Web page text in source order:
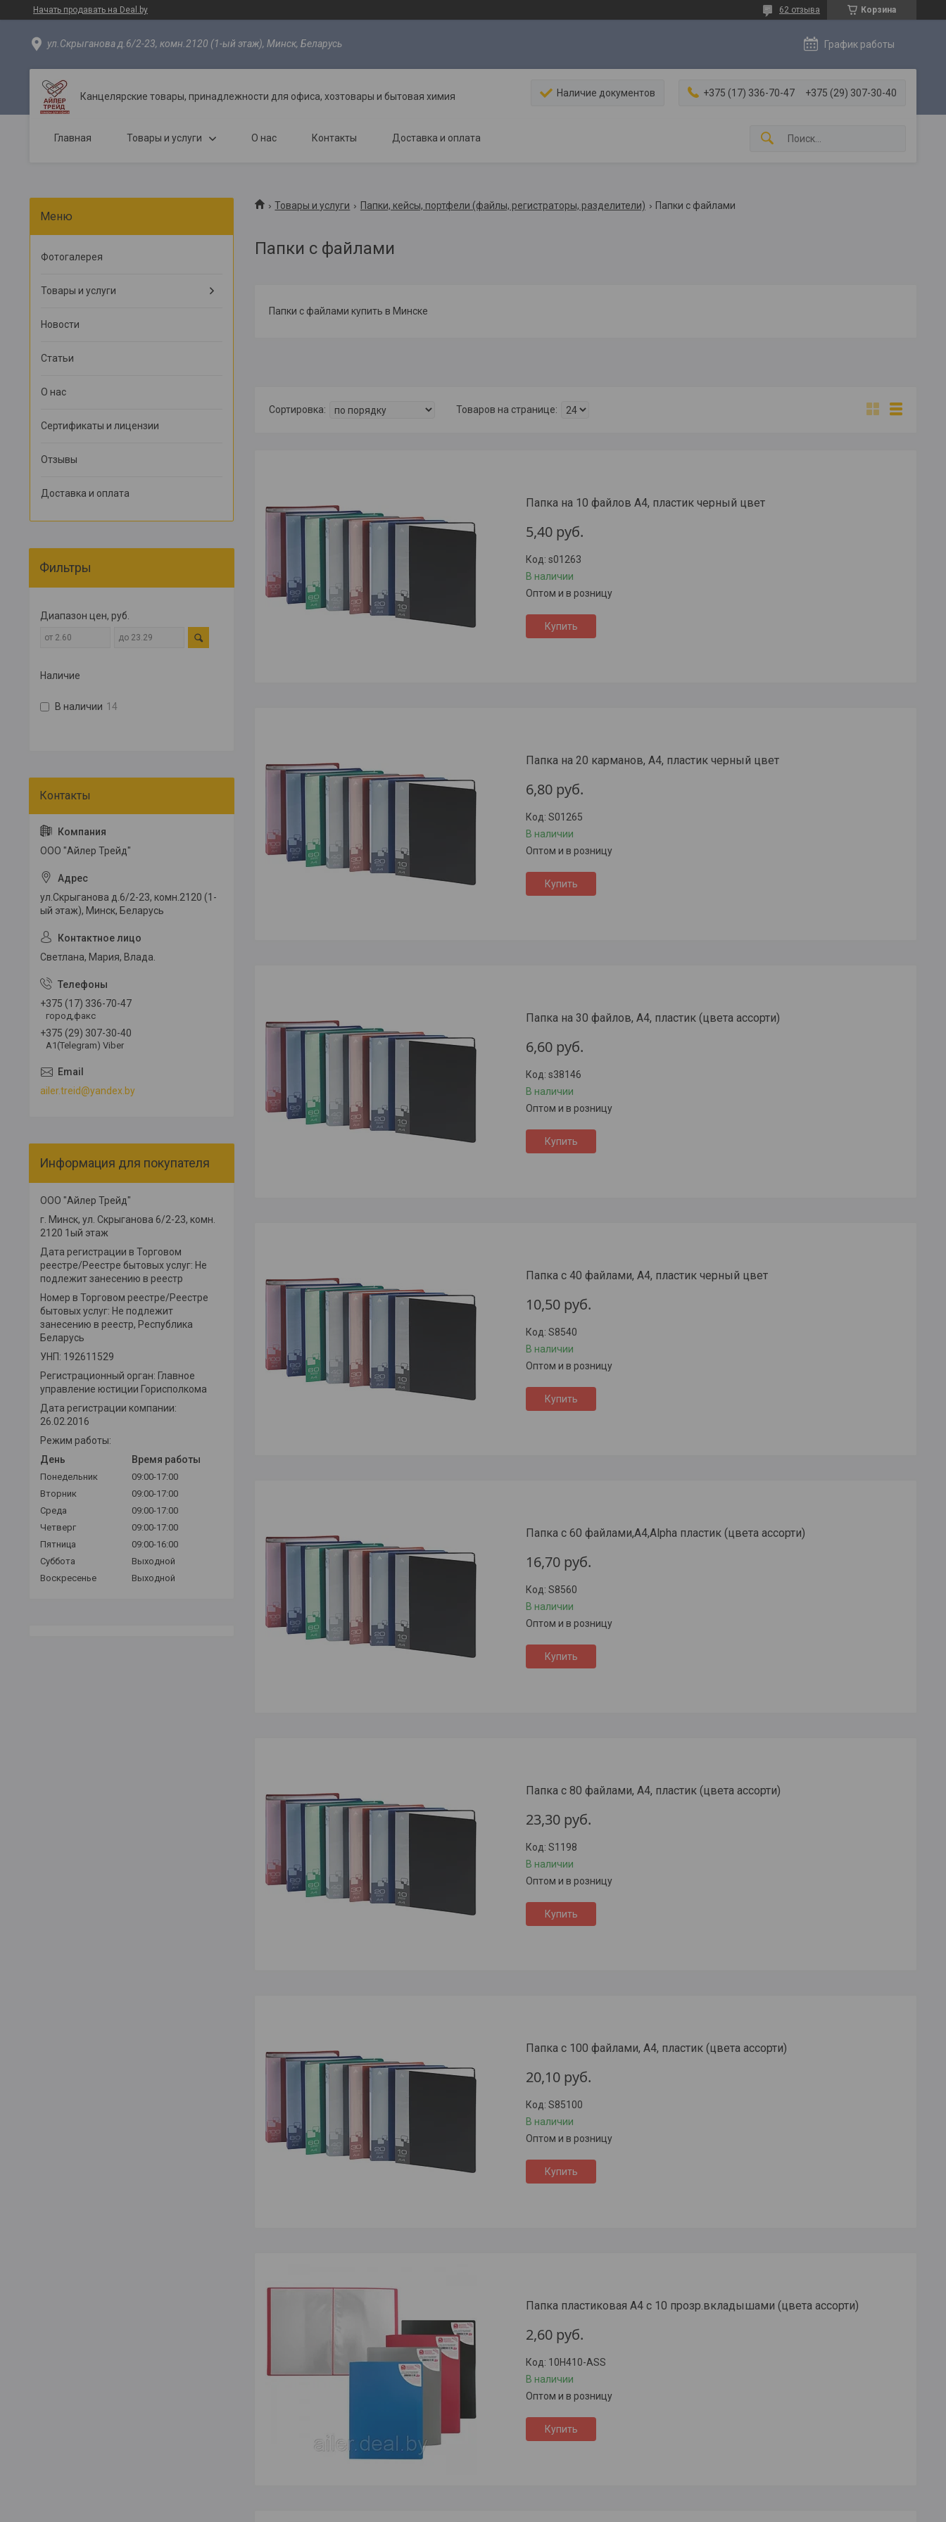
Начать продавать на Deal.by Корзина
62 отзыва
ул.Скрыганова д.6/2-23, комн.2120 (1-ый этаж), Минск, Беларусь График работы
Канцелярские товары, принадлежности для офиса, хозтовары и бытовая химия Наличие документов +375 (17) 336-70-47 +375 (29) 307-30-40
Главная Товары и услуги О нас Контакты Доставка и оплата
Товары и услуги Папки, кейсы, портфели (файлы, регистраторы, разделители) Папки с файлами
Папки с файлами
Папки с файлами купить в Минске
Папка на 10 файлов А4, пластик черный цвет
5,40 руб.
s01263
В наличии
Оптом и в розницу
Купить
Папка на 20 карманов, А4, пластик черный цвет
6,80 руб.
S01265
В наличии
Оптом и в розницу
Купить
Папка на 30 файлов, А4, пластик (цвета ассорти)
6,60 руб.
s38146
В наличии
Оптом и в розницу
Купить
Папка с 40 файлами, А4, пластик черный цвет
10,50 руб.
S8540
В наличии
Оптом и в розницу
Купить
Папка с 60 файлами,А4,Alpha пластик (цвета ассорти)
16,70 руб.
S8560
В наличии
Оптом и в розницу
Купить
Папка с 80 файлами, А4, пластик (цвета ассорти)
23,30 руб.
S1198
В наличии
Оптом и в розницу
Купить
Папка с 100 файлами, А4, пластик (цвета ассорти)
20,10 руб.
S85100
В наличии
Оптом и в розницу
Купить
Папка пластиковая А4 c 10 прозр.вкладышами (цвета ассорти)
2,60 руб.
10H410-ASS
В наличии
Оптом и в розницу
Купить
Фотогалерея
Товары и услуги
Новости
Статьи
О нас
Сертификаты и лицензии
Отзывы
Доставка и оплата
Фильтры
Диапазон цен, руб.
Наличие
В наличии 14
ООО "Айлер Трейд"
ул.Скрыганова д.6/2-23, комн.2120 (1-
ый этаж), Минск, Беларусь
Светлана, Мария, Влада.
+375 (17) 336-70-47
город,факс
+375 (29) 307-30-40
А1(Telegram) Viber
ailer.treid@yandex.by
Информация для покупателя
ООО "Айлер Трейд"
г. Минск, ул. Скрыганова 6/2-23, комн.
2120 1ый этаж
Дата регистрации в Торговом
реестре/Реестре бытовых услуг: Не
подлежит занесению в реестр
Номер в Торговом реестре/Реестре
бытовых услуг: Не подлежит
занесению в реестр, Республика
Беларусь
УНП: 192611529
Регистрационный орган: Главное
управление юстиции Горисполкома
Дата регистрации компании:
26.02.2016
Режим работы:
День
Время работы
Понедельник
09:00-17:00
Вторник
09:00-17:00
Среда
09:00-17:00
Четверг
09:00-17:00
Пятница
09:00-16:00
Суббота
Выходной
Воскресенье
Выходной